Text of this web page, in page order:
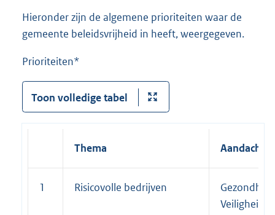
Hieronder zijn de algemene prioriteiten waar de
gemeente beleidsvrijheid in heeft, weergegeven.
Prioriteiten*
Toon volledige tabel
Thema
1 Risicovolle bedrijven
Veiligheid